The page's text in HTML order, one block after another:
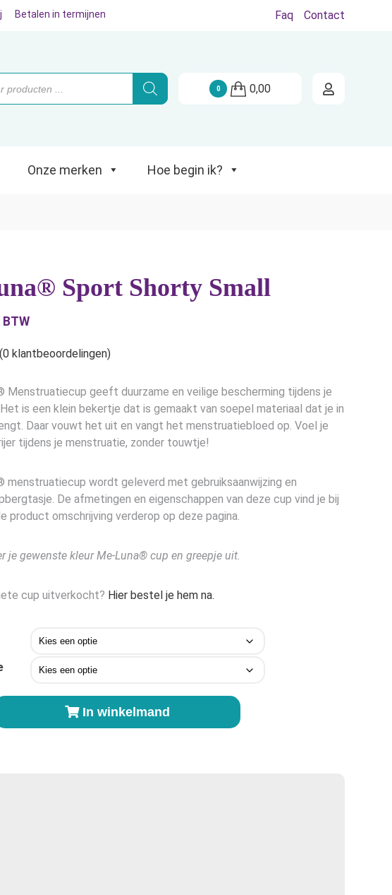
merken Hoe begin ik?
Betalen in termijnen Faq Contact
0 0,00
Onze merken Hoe begin ik?
Sport Shorty Small
(0klantbeoordelingen)
Menstruatiecup geeft duurzame en veilige bescherming tijdens je
is een klein bekertje dat is gemaakt van soepel materiaal dat je in
Daar vouwt het uit en vangt het menstruatiebloed op. Voel je
tijdens je menstruatie, zonder touwtje!
menstruatiecup wordt geleverd met gebruiksaanwijzing en
De afmetingen en eigenschappen van deze cup vind je bij
product omschrijving verderop op deze pagina.
je gewenste kleur Me-Luna® cup en greepje uit.
cup uitverkocht? Hier bestel je hem na.
In winkelmand